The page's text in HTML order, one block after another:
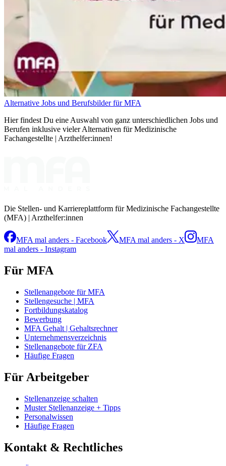
Alternative Jobs und Berufsbilder für MFA
Hier findest Du eine Auswahl von ganz unterschiedlichen Jobs und
Berufen inklusive vieler Alternativen für Medizinische
Fachangestellte | Arzthelfer:innen!
Die Stellen- und Karriereplattform für Medizinische Fachangestellte
(MFA) | Arzthelfer:innen
MFA mal anders - Facebook MFA mal anders - X
MFA
mal anders - Instagram
Für MFA
Stellenangebote für MFA
Stellengesuche | MFA
Fortbildungskatalog
Bewerbung
MFA Gehalt | Gehaltsrechner
Unternehmensverzeichnis
Stellenangebote für ZFA
Häufige Fragen
Für Arbeitgeber
Stellenanzeige schalten
Muster Stellenanzeige + Tipps
Personalwissen
Häufige Fragen
Kontakt & Rechtliches